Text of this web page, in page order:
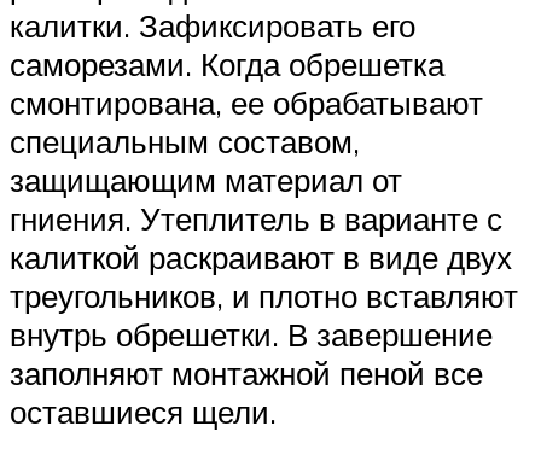
калитки. Зафиксировать его
саморезами. Когда обрешетка
смонтирована, ее обрабатывают
специальным составом,
защищающим материал от
гниения. Утеплитель в варианте с
калиткой раскраивают в виде двух
треугольников, и плотно вставляют
внутрь обрешетки. В завершение
заполняют монтажной пеной все
оставшиеся щели.